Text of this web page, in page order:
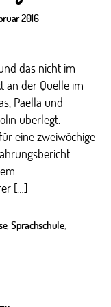
2016
das nicht im
an der Quelle im
Paella und
überlegt.
eine zweiwöchige
[…]
, Sprachschule,